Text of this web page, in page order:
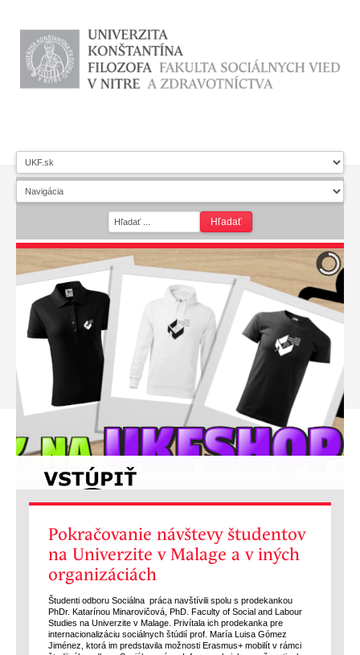
Pokračovanie návštevy študentov
na Univerzite v Malage a v iných
organizáciách
Študenti odboru Sociálna práca navštívili spolu s prodekankou
PhDr. Katarínou Minarovičová, PhD. Faculty of Social and Labour
Studies na Univerzite v Malage. Privítala ich prodekanka pre
internacionalizáciu sociálnych štúdií prof. María Luisa Gómez
Jiménez, ktorá im predstavila možnosti Erasmus+ mobilít v rámci